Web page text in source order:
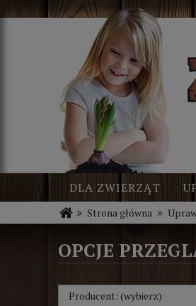
DLA ZWIERZĄT
BLOG
NOWOŚCI
» Strona główna »
OPCJE
Producent: (wybierz)